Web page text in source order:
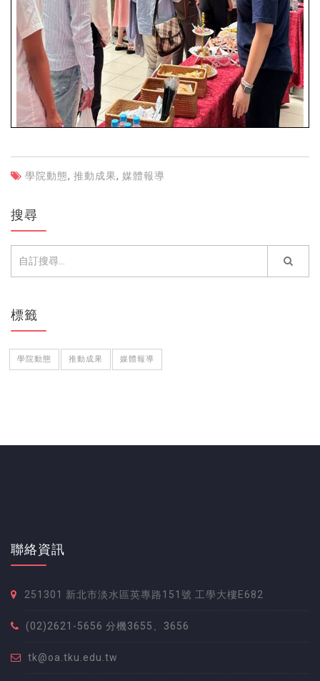
學院動態, 推動成果, 媒體報導
搜尋
標籤
學院動態 推動成果 媒體報導
聯絡資訊
251301 新北市淡水區英專路151號 工學大樓E682
(02)2621-5656 分機3655、3656
tk@oa.tku.edu.tw